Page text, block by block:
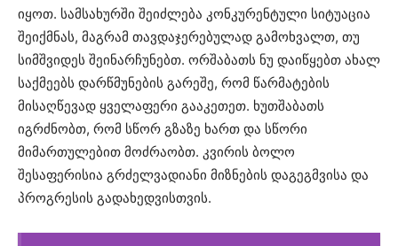
იყოთ. სამსახურში შეიძლება კონკურენტული სიტუაცია
შეიქმნას, მაგრამ თავდაჯერებულად გამოხვალთ, თუ
სიმშვიდეს შეინარჩუნებთ. ორშაბათს ნუ დაიწყებთ ახალ
საქმეებს დარწმუნების გარეშე, რომ წარმატების
მისაღწევად ყველაფერი გააკეთეთ. ხუთშაბათს
იგრძნობთ, რომ სწორ გზაზე ხართ და სწორი
მიმართულებით მოძრაობთ. კვირის ბოლო
შესაფერისია გრძელვადიანი მიზნების დაგეგმვისა და
პროგრესის გადახედვისთვის.